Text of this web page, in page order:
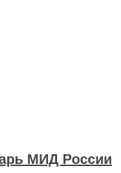
МИД России